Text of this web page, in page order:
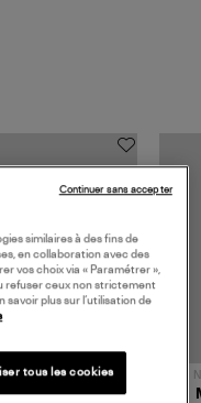
COLLECTION
TORAL
similaires à des fins de
en collaboration avec des
vos choix via « Paramétrer »,
refuser ceux non strictement
savoir plus sur l’utilisation de
tous les cookies
Continuer sans accepter